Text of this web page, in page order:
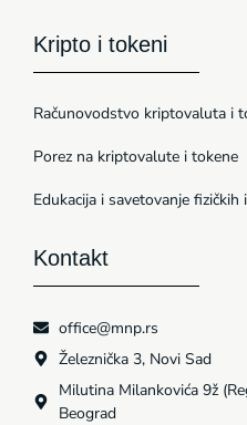
Kripto i tokeni
Računovodstvo kriptovaluta i
Porez na kriptovalute i tokene
Edukacija i savetovanje fizičkih
Kontakt
office@mnp.rs
Železnička 3, Novi Sad
Milutina Milankovića 9ž
Beograd